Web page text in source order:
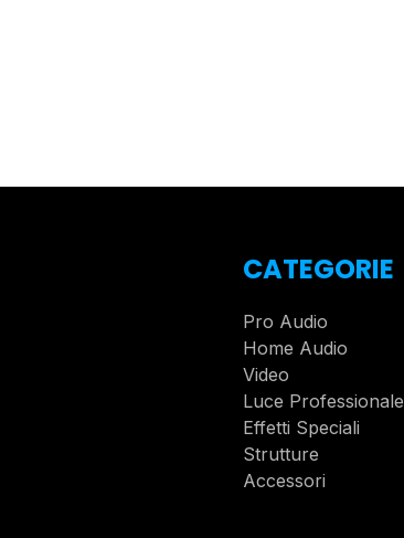
CATEGORIE
Pro Audio
Home Audio
Video
Luce Professionale
Effetti Speciali
Strutture
Accessori